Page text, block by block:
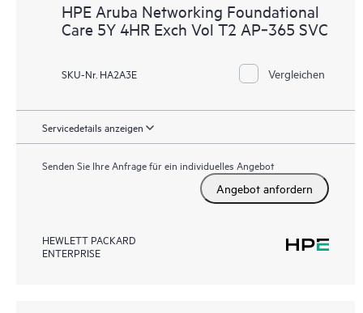
HPE Aruba Networking Foundational
Care 5Y 4HR Exch Vol T2 AP‑365 SVC
SKU-Nr. HA2A3E Vergleichen
Servicedetails anzeigen
Senden Sie Ihre Anfrage für ein individuelles Angebot
Angebot anfordern
HEWLETT PACKARD
ENTERPRISE